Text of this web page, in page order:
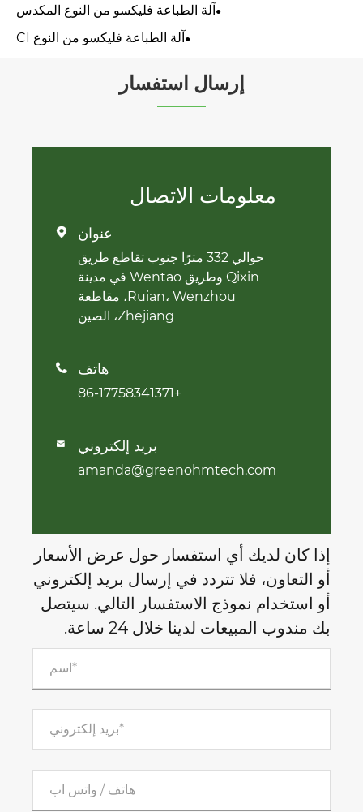
آلة الطباعة فليكسو من النوع المكدس
آلة الطباعة فليكسو من النوع CI
إرسال استفسار
معلومات الاتصال
 عنوان
حوالي 332 مترًا جنوب تقاطع طريق
Qixin وطريق Wentao في مدينة
Ruian، Wenzhou، مقاطعة
Zhejiang، الصين
 هاتف
+86-17758341371
 بريد إلكتروني
amanda@greenohmtech.com
إذا كان لديك أي استفسار حول عرض الأسعار
أو التعاون، فلا تتردد في إرسال بريد إلكتروني
أو استخدام نموذج الاستفسار التالي. سيتصل
بك مندوب المبيعات لدينا خلال 24 ساعة.